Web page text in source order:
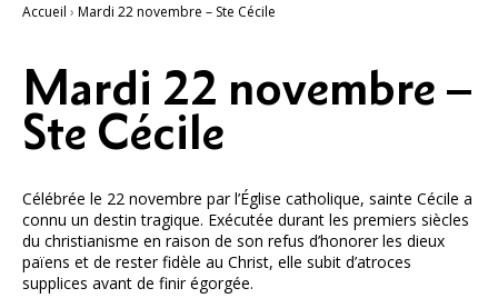
Accueil › Mardi 22 novembre – Ste Cécile
Mardi 22 novembre –
Ste Cécile
Célébrée le 22 novembre par l’Église catholique, sainte Cécile a
connu un destin tragique. Exécutée durant les premiers siècles
du christianisme en raison de son refus d’honorer les dieux
païens et de rester fidèle au Christ, elle subit d’atroces
supplices avant de finir égorgée.